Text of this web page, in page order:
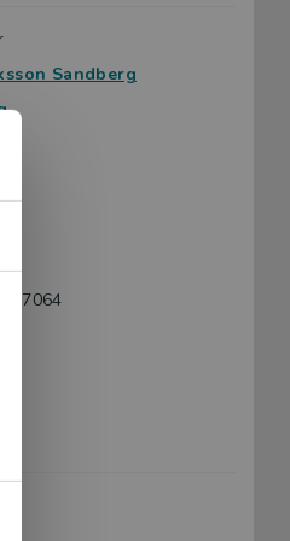
Sandberg